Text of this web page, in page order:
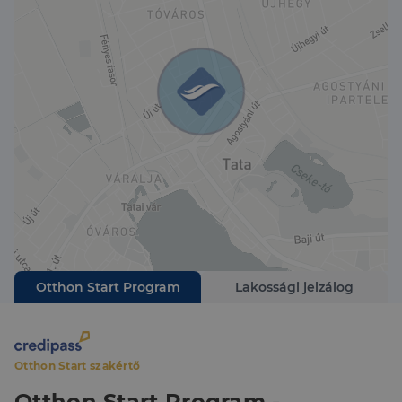
Otthon Start Program Lakossági jelzálog
Otthon Start szakértő